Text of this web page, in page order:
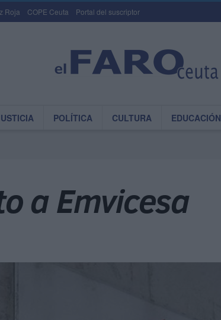
Roja COPE Ceuta Portal del suscriptor
POLÍTICA CULTURA EDUCACIÓN
a Emvicesa